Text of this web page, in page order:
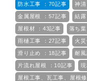
防水工事 ：70記事 神
金属屋根 ：57記事 結
屋根材 ：43記事 落ち
雨樋工事 ：27記事 火
滑り止め ：18記事 耐
片流れ屋根 ：10記事
屋根工事、瓦工事、屋根